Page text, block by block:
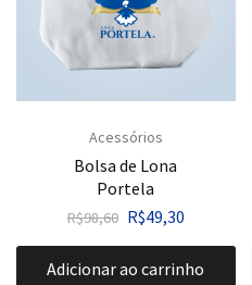
Acessórios
Bolsa de Lona
Portela
R$98,60 R$49,30
Adicionar ao carrinho